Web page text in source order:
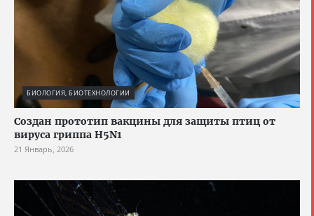
БИОЛОГИЯ, БИОТЕХНОЛОГИИ
Создан прототип вакцины для защиты птиц от
вируса гриппа H5N1
21 Январь, 2026